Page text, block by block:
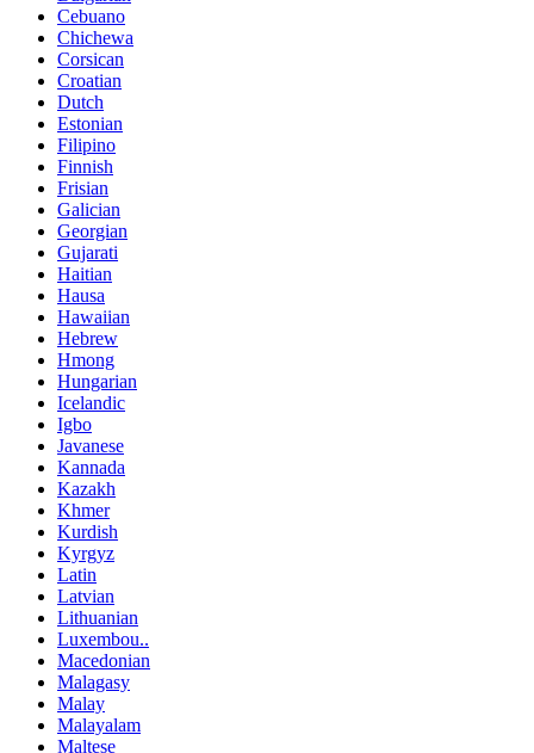
Cebuano
Chichewa
Corsican
Croatian
Dutch
Estonian
Filipino
Finnish
Frisian
Galician
Georgian
Gujarati
Haitian
Hausa
Hawaiian
Hebrew
Hmong
Hungarian
Icelandic
Igbo
Javanese
Kannada
Kazakh
Khmer
Kurdish
Kyrgyz
Latin
Latvian
Lithuanian
Luxembou..
Macedonian
Malagasy
Malay
Malayalam
Maltese